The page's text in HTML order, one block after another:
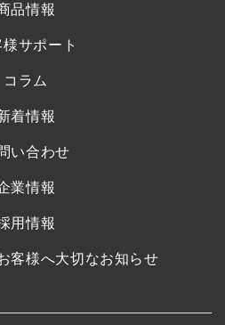
品情報
様サポート
コラム
着情報
い合わせ
業情報
用情報
客様へ大切なお知らせ